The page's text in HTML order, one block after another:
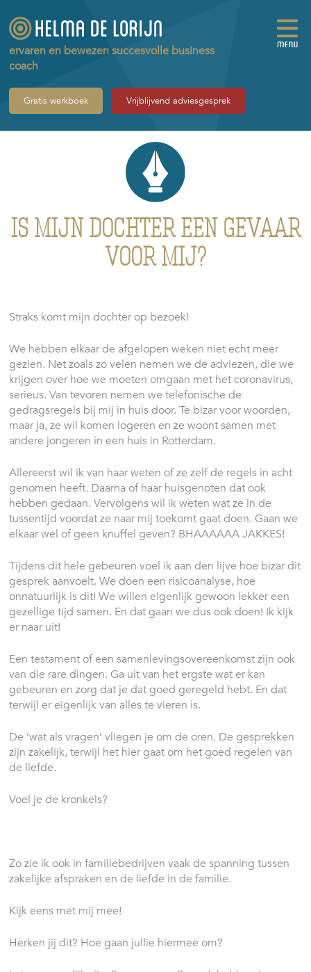
ervaren en bewezen succesvolle business
coach
Gratis werkboek Vrijblijvend adviesgesprek
IS MIJN DOCHTER EEN GEVAAR
VOOR MIJ?
Straks komt mijn dochter op bezoek!
We hebben elkaar de afgelopen weken niet echt meer
gezien. Net zoals zo velen nemen we de adviezen, die we
krijgen over hoe we moeten omgaan met het coronavirus,
serieus. Van tevoren nemen we telefonische de
gedragsregels bij mij in huis door. Te bizar voor woorden,
maar ja, ze wil komen logeren en ze woont samen met
andere jongeren in een huis in Rotterdam.
Allereerst wil ik van haar weten of ze zelf de regels in acht
genomen heeft. Daarna of haar huisgenoten dat ook
hebben gedaan. Vervolgens wil ik weten wat ze in de
tussentijd voordat ze naar mij toekomt gaat doen. Gaan we
elkaar wel of geen knuffel geven? BHAAAAAA JAKKES!
Tijdens dit hele gebeuren voel ik aan den lijve hoe bizar dit
gesprek aanvoelt. We doen een risicoanalyse, hoe
onnatuurlijk is dit! We willen eigenlijk gewoon lekker een
gezellige tijd samen. En dat gaan we dus ook doen! Ik kijk
er naar uit!
Een testament of een samenlevingsovereenkomst zijn ook
van die rare dingen. Ga uit van het ergste wat er kan
gebeuren en zorg dat je dat goed geregeld hebt. En dat
terwijl er eigenlijk van alles te vieren is.
De ‘wat als vragen’ vliegen je om de oren. De gesprekken
zijn zakelijk, terwijl het hier gaat om het goed regelen van
de liefde.
Voel je de kronkels?
Zo zie ik ook in familiebedrijven vaak de spanning tussen
zakelijke afspraken en de liefde in de familie.
Kijk eens met mij mee!
Herken jij dit? Hoe gaan jullie hiermee om?